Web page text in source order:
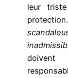
leur